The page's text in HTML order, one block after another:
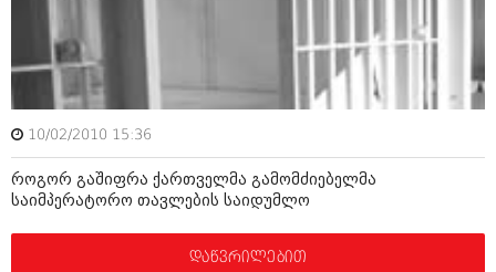
დეკემბერი 2013 (365)
ნოემბერი 2013 (279)
სექტემბერი 2013 (368)
აგვისტო 2013 (89)
ივლისი 2013 (182)
ივნისი 2013 (212)
აპრილი 2013 (304)
10/02/2010 15:36
როგორ გაშიფრა ქართველმა გამომძიებელმა
საიმპერატორო თავლების საიდუმლო
დაწვრილებით